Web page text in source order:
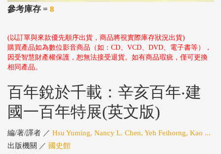
參考庫存 = 8
(以訂單與來款優先順序出貨，商品將視實際庫存狀況出貨)
購買產品如為數位影音商品（如：CD、VCD、DVD、電子書等），
因受智慧財產權保護，恕無法接受退貨。如有商品瑕疵，僅可更換
相同產品。
百年銳於千載：辛亥百年‧建
國一百年特展(英文版)
編/著/譯者 ／ Hsu Yuming, Nancy L. Chen, Yeh Feihorng, Kao ...
出版機關 ／ 國史館